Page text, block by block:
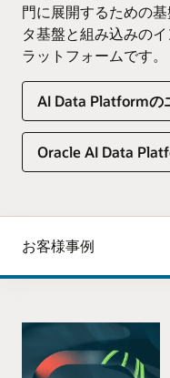
門に展開するための
タ基盤と組み込みの
ラットフォームです。
AI Data Platformの
Oracle AI Data